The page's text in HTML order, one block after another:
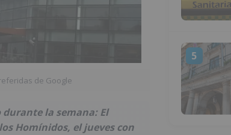
de Google
durante la semana: El
Homínidos, el jueves con
5